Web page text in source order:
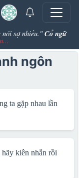
nói sợ nhiều." Cổ ngữ
ngôn
ta gặp nhau lần
kiên nhẫn rồi